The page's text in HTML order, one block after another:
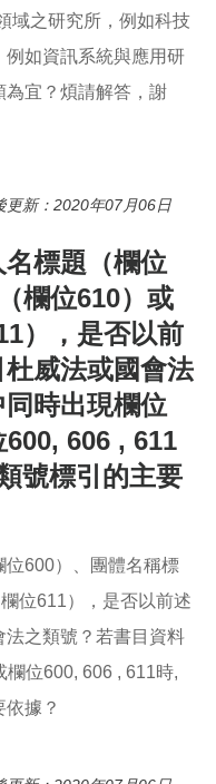
域之研究所，例如科技
如資訊系統與應用研
為宜？煩請解答，謝
否會持續增訂？如為跨領
應用研究所，其學校系
？煩請解答，謝謝！
新：2020年07月06日
標題（欄位
欄位610）或
），是否以前
威法或國會法
時出現欄位
606 , 611
號標引的主要
600）、團體名稱標
位611），是否以前述
之類號？若書目資料
位600, 606 , 611時,
據？